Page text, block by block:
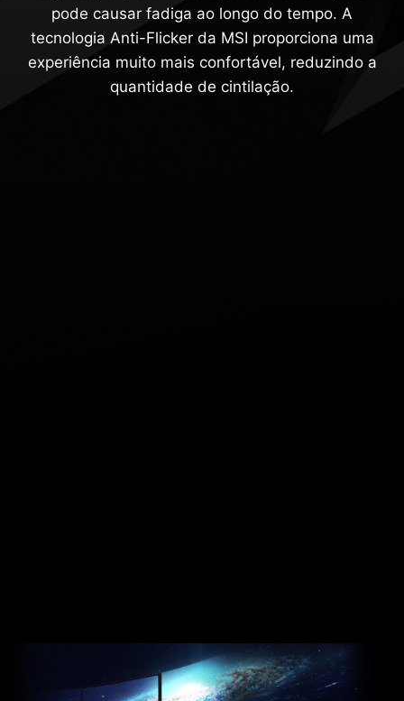
pode causar fadiga ao longo do tempo. A
tecnologia Anti-Flicker da MSI proporciona uma
experiência muito mais confortável, reduzindo a
quantidade de cintilação.